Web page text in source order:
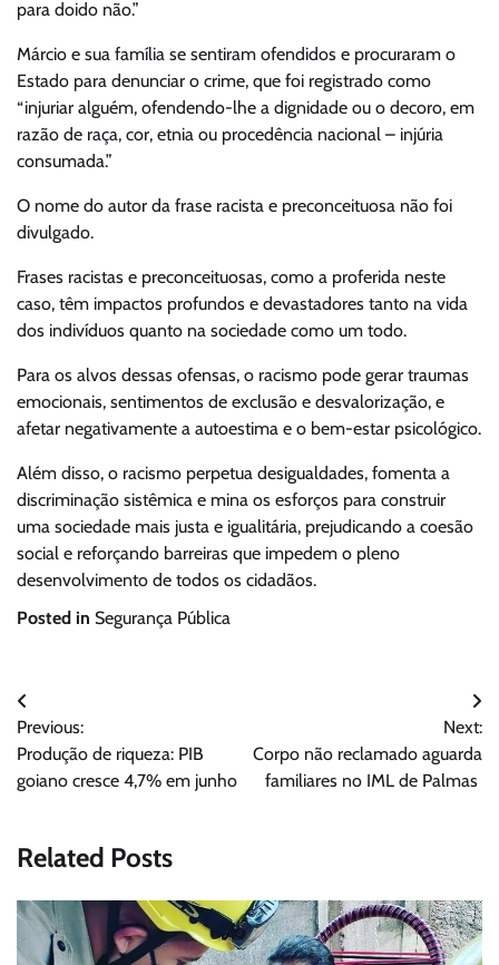
para doido não.”
Márcio e sua família se sentiram ofendidos e procuraram o
Estado para denunciar o crime, que foi registrado como
“injuriar alguém, ofendendo-lhe a dignidade ou o decoro, em
razão de raça, cor, etnia ou procedência nacional – injúria
consumada.”
O nome do autor da frase racista e preconceituosa não foi
divulgado.
Frases racistas e preconceituosas, como a proferida neste
caso, têm impactos profundos e devastadores tanto na vida
dos indivíduos quanto na sociedade como um todo.
Para os alvos dessas ofensas, o racismo pode gerar traumas
emocionais, sentimentos de exclusão e desvalorização, e
afetar negativamente a autoestima e o bem-estar psicológico.
Além disso, o racismo perpetua desigualdades, fomenta a
discriminação sistêmica e mina os esforços para construir
uma sociedade mais justa e igualitária, prejudicando a coesão
social e reforçando barreiras que impedem o pleno
desenvolvimento de todos os cidadãos.
Posted in Segurança Pública
Navegação
de
Post
Previous:
Produção de riqueza: PIB
goiano cresce 4,7% em junho
Next:
Corpo não reclamado aguarda
familiares no IML de Palmas
Related Posts